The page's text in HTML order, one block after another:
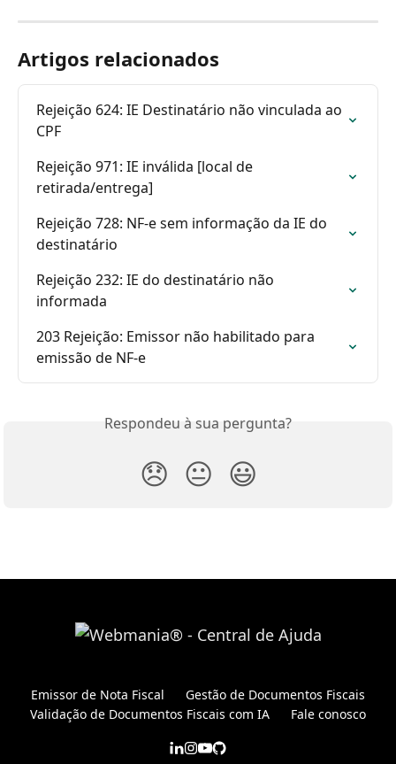
Artigos relacionados
Rejeição 624: IE Destinatário não vinculada ao
CPF
Rejeição 971: IE inválida [local de
retirada/entrega]
Rejeição 728: NF-e sem informação da IE do
destinatário
Rejeição 232: IE do destinatário não
informada
203 Rejeição: Emissor não habilitado para
emissão de NF-e
Respondeu à sua pergunta?
😞 😐 😃
Emissor de Nota Fiscal
Gestão de Documentos Fiscais
Validação de Documentos Fiscais com IA
Fale conosco